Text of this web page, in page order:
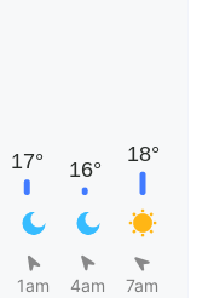
1am 4am 7am